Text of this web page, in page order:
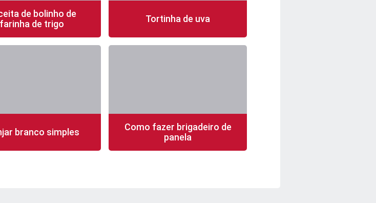
de bolinho de
farinha de trigo
1 porção
Tortinha de uva
branco simples
Como fazer brigadeiro de
panela
20 porções